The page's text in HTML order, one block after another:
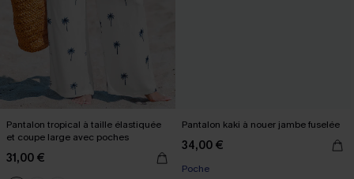
Pantalon tropical à taille élastiquée
et coupe large avec poches
31,00 €
Pantalon kaki à nouer jambe fuselée
34,00 €
Poche